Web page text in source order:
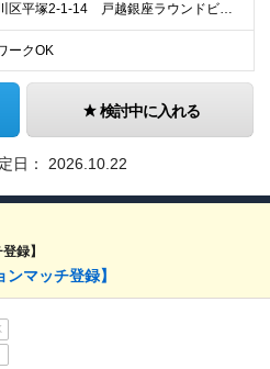
東京都品川区平塚2-1-14 戸越銀座ラウンドビル ※ポジションにより異なる可能性があります。
ークOK
検討中に入れる
日： 2026.10.22
録】
マッチ登録】